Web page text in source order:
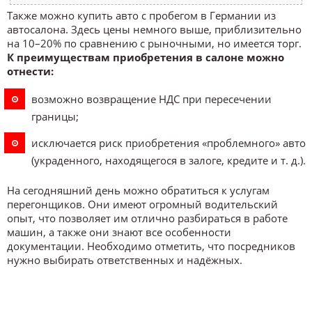
Также можно купить авто с пробегом в Германии из
автосалона. Здесь цены немного выше, приблизительно
на 10–20% по сравнению с рыночными, но имеется торг.
К преимуществам приобретения в салоне можно
отнести:
возможно возвращение НДС при пересечении
границы;
исключается риск приобретения «проблемного» авто
(украденного, находящегося в залоге, кредите и т. д.).
На сегодняшний день можно обратиться к услугам
перегонщиков. Они имеют огромный водительский
опыт, что позволяет им отлично разбираться в работе
машин, а также они знают все особенности
документации. Необходимо отметить, что посредников
нужно выбирать ответственных и надёжных.